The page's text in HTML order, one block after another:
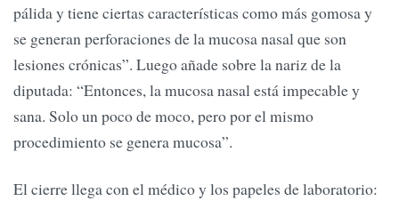
pálida y tiene ciertas características como más gomosa y
se generan perforaciones de la mucosa nasal que son
lesiones crónicas”. Luego añade sobre la nariz de la
diputada: “Entonces, la mucosa nasal está impecable y
sana. Solo un poco de moco, pero por el mismo
procedimiento se genera mucosa”.
El cierre llega con el médico y los papeles de laboratorio: